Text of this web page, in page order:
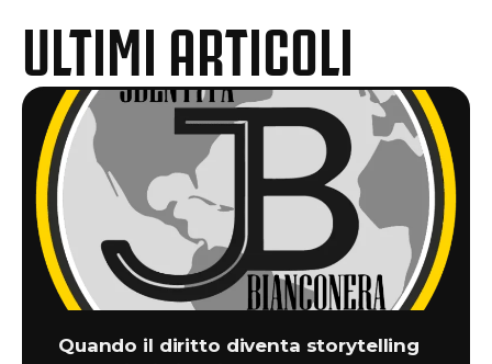
ULTIMI ARTICOLI
Quando il diritto diventa storytelling